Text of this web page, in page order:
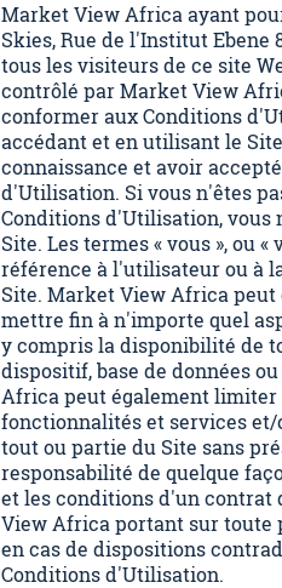
Market View Africa ayant
Skies, Rue de l'Institut Ebene
tous les visiteurs de ce site
contrôlé par Market View
conformer aux Conditions
accédant et en utilisant le
connaissance et avoir
d'Utilisation. Si vous n'êtes
Conditions d'Utilisation, vous
Site. Les termes « vous », ou «
référence à l'utilisateur ou à
Site. Market View Africa peut
mettre fin à n'importe quel
y compris la disponibilité de
dispositif, base de données
Africa peut également limiter
fonctionnalités et services
tout ou partie du Site sans
responsabilité de quelque
et les conditions d'un contrat
View Africa portant sur toute
en cas de dispositions
Conditions d'Utilisation.